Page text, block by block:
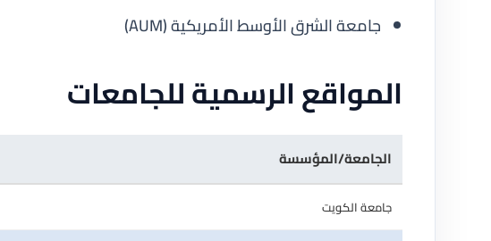
جامعة الشرق الأوسط الأمريكية (AUM)
المواقع الرسمية للجامعات
الجامعة/المؤسسة
جامعة الكويت